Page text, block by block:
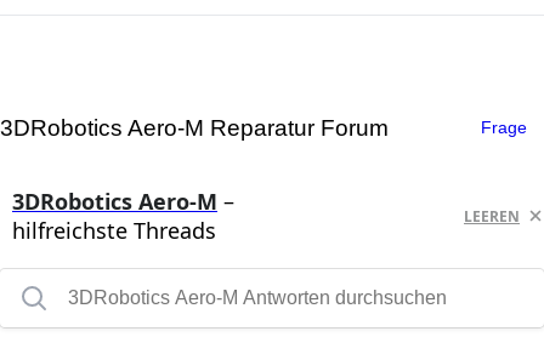
3DRobotics Aero-M Reparatur Forum Frage
3DRobotics Aero-M –
hilfreichste Threads
LEEREN